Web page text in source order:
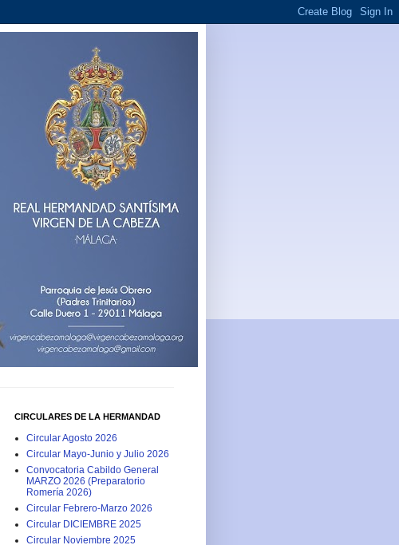
CIRCULARES DE LA HERMANDAD
Circular Agosto 2026
Circular Mayo-Junio y Julio 2026
Convocatoria Cabildo General
MARZO 2026 (Preparatorio
Romería 2026)
Circular Febrero-Marzo 2026
Circular DICIEMBRE 2025
Circular Noviembre 2025